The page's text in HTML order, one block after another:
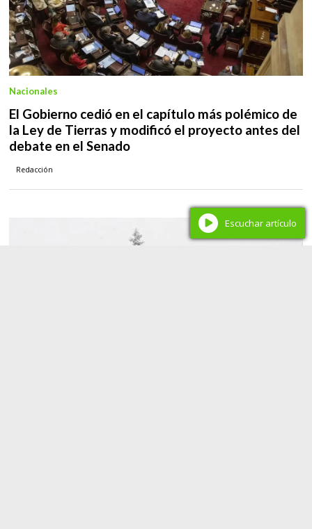
El Gobierno cedió en el capítulo más polémico de
la Ley de Tierras y modificó el proyecto antes del
debate en el Senado
Redacción
Nacionales
Escuchar artículo